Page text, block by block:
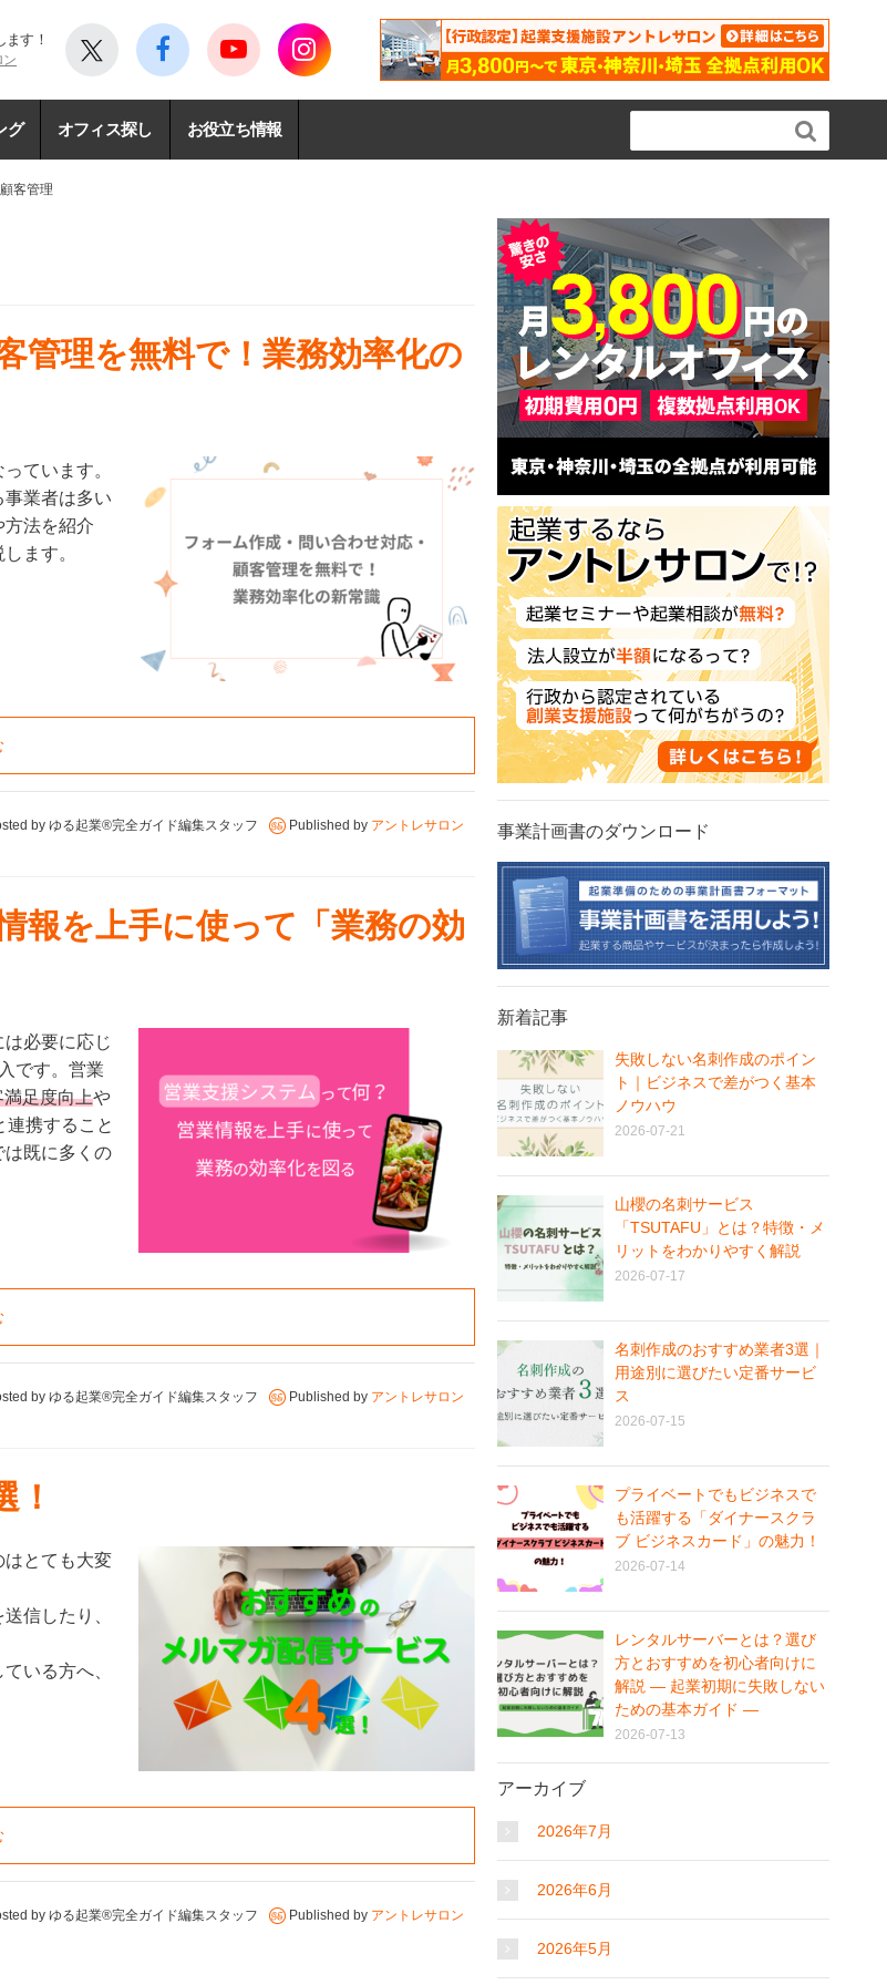
す！
ン
グ オフィス探し お役立ち情報 
顧客管理
管理を無料で！業務効率化の
ています。
業者は多い
法を紹介
ます。
by ゆる起業®完全ガイド編集スタッフ Published by アントレサロン
報を上手に使って「業務の効
必要に応じ
です。営業
満足度向上や
連携すること
は既に多くの
by ゆる起業®完全ガイド編集スタッフ Published by アントレサロン
はとても大変
信したり、
いる方へ、
by ゆる起業®完全ガイド編集スタッフ Published by アントレサロン
事業計画書のダウンロード
新着記事
失敗しない名刺作成のポイン
ト｜ビジネスで差がつく基本
ノウハウ
2026-07-21
山櫻の名刺サービス
「TSUTAFU」とは？特徴・メ
リットをわかりやすく解説
2026-07-17
名刺作成のおすすめ業者3選｜
用途別に選びたい定番サービ
ス
2026-07-15
プライベートでもビジネスで
も活躍する「ダイナースクラ
ブ ビジネスカード」の魅力！
2026-07-14
レンタルサーバーとは？選び
方とおすすめを初心者向けに
解説 ― 起業初期に失敗しない
ための基本ガイド ―
2026-07-13
アーカイブ
2026年7月
2026年6月
2026年5月